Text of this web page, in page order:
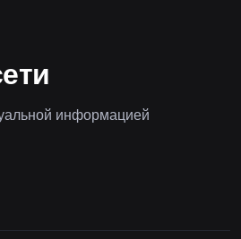
информацией